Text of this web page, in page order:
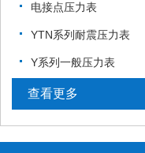
电接点压力表
YTN系列耐震压力表
Y系列一般压力表
查看更多